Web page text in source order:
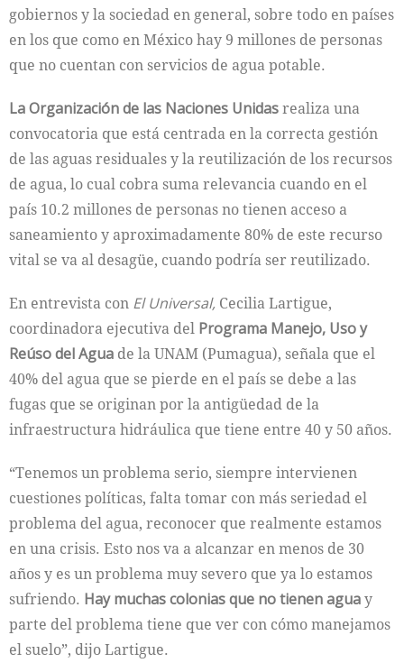
gobiernos y la sociedad en general, sobre todo en países
en los que como en México hay 9 millones de personas
que no cuentan con servicios de agua potable.
La Organización de las Naciones Unidasrealiza una
convocatoria que está centrada en la correcta gestión
de las aguas residuales y la reutilización de los recursos
de agua, lo cual cobra suma relevancia cuando en el
país 10.2 millones de personas no tienen acceso a
saneamiento y aproximadamente 80% de este recurso
vital se va al desagüe, cuando podría ser reutilizado.
En entrevista con El Universal, Cecilia Lartigue,
coordinadora ejecutiva del Programa Manejo, Uso y
Reúso del Agua de la UNAM (Pumagua), señala que el
40% del agua que se pierde en el país se debe a las
fugas que se originan por la antigüedad de la
infraestructura hidráulica que tiene entre 40 y 50 años.
“Tenemos un problema serio, siempre intervienen
cuestiones políticas, falta tomar con más seriedad el
problema del agua, reconocer que realmente estamos
en una crisis. Esto nos va a alcanzar en menos de 30
años y es un problema muy severo que ya lo estamos
sufriendo. Hay muchas colonias que no tienen aguay
parte del problema tiene que ver con cómo manejamos
el suelo”, dijo Lartigue.